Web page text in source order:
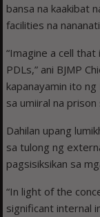
bansa na kaakibat
facilities na
“Imagine a cell
PDLs,” ani BJMP
kapanayamin ito
sa umiiral na
Dahilan upang
sa tulong ng
pagsisiksikan sa
“In light of the
significant internal